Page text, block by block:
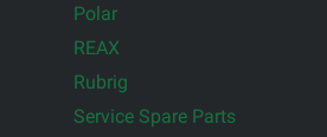
Polar
REAX
Rubrig
Service Spare Parts